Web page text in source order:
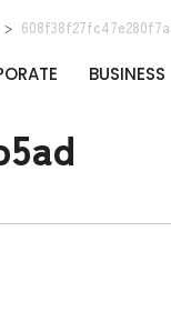
BUSINESS